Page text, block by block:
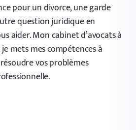
pour un divorce, une garde
question juridique en
aider. Mon cabinet d’avocats à
mets mes compétences à
vos problèmes